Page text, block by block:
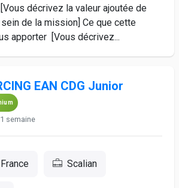
décrivez la valeur ajoutée de
de la mission] Ce que cette
apporter [Vous décrivez...
EAN CDG Junior
semaine
Scalian